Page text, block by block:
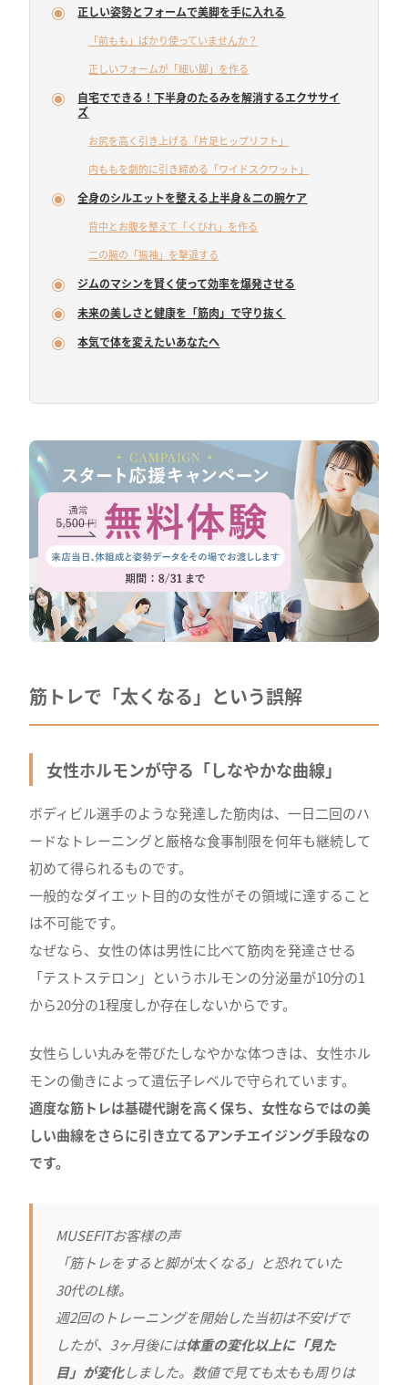
正しい姿勢とフォームで美脚を手に入れる
「前もも」ばかり使っていませんか？
正しいフォームが「細い脚」を作る
自宅でできる！下半身のたるみを解消するエクササイ
ズ
お尻を高く引き上げる「片足ヒップリフト」
内ももを劇的に引き締める「ワイドスクワット」
全身のシルエットを整える上半身＆二の腕ケア
背中とお腹を整えて「くびれ」を作る
二の腕の「振袖」を撃退する
ジムのマシンを賢く使って効率を爆発させる
未来の美しさと健康を「筋肉」で守り抜く
本気で体を変えたいあなたへ
筋トレで「太くなる」という誤解
女性ホルモンが守る「しなやかな曲線」
ボディビル選手のような発達した筋肉は、一日二回のハ
ードなトレーニングと厳格な食事制限を何年も継続して
初めて得られるものです。
一般的なダイエット目的の女性がその領域に達すること
は不可能です。
なぜなら、女性の体は男性に比べて筋肉を発達させる
「テストステロン」というホルモンの分泌量が10分の1
から20分の1程度しか存在しないからです。
女性らしい丸みを帯びたしなやかな体つきは、女性ホル
モンの働きによって遺伝子レベルで守られています。
適度な筋トレは基礎代謝を高く保ち、女性ならではの美
しい曲線をさらに引き立てるアンチエイジング手段なの
です。
MUSEFITお客様の声
「筋トレをすると脚が太くなる」と恐れていた
30代のL様。
週2回のトレーニングを開始した当初は不安げで
したが、3ヶ月後には体重の変化以上に「見た
目」が変化しました。数値で見ても太もも周りは